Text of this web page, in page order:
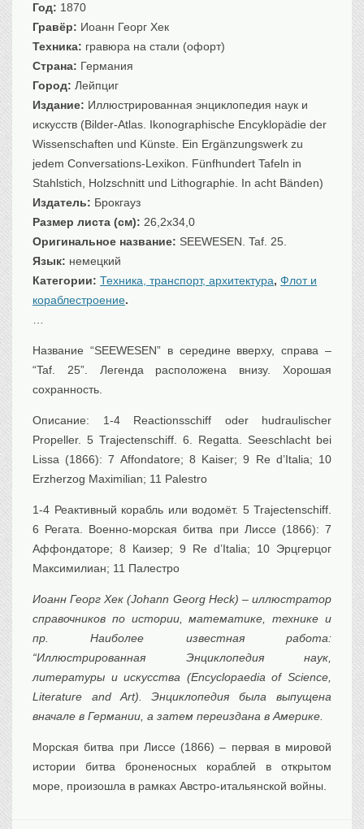
Севастополь, Крым
Ценные бумаги
История моды. Униформа
Гражданская мода
Охота. Флора. Фауна
Фауна
Флора
Охота
Рыбы, рыбалка
Техника, транспорт, архитектура
Архитектура
Техника
Связь
Оружие, военная атрибутика
Выставочные экспонаты XVI-XIXв.
Разное
Год: 1870
Гравёр: Иоанн Георг Хек
Техника: гравюра на стали (офорт)
Страна: Германия
Город: Лейпциг
Издание: Иллюстрированная энциклопедия наук и
искусств (Bilder-Atlas. Ikonographische Encyklopädie der
Wissenschaften und Künste. Ein Ergänzungswerk zu
jedem Conversations-Lexikon. Fünfhundert Tafeln in
Stahlstich, Holzschnitt und Lithographie. In acht Bänden)
Издатель: Брокгауз
Размер листа (см): 26,2x34,0
Оригинальное название: SEEWESEN. Taf. 25.
Язык: немецкий
Категории: Техника, транспорт, архитектура, Флот и
кораблестроение.
Название “SEEWESEN” в середине вверху, справа –
“Taf. 25”. Легенда расположена внизу. Хорошая
сохранность.
Описание: 1-4 Reactionsschiff oder hudraulischer
Propeller. 5 Trajectenschiff. 6. Regatta. Seeschlacht bei
Lissa (1866): 7 Affondatore; 8 Kaiser; 9 Re d’Italia; 10
Erzherzog Maximilian; 11 Palestro
1-4 Реактивный корабль или водомёт. 5 Trajectenschiff.
6 Регата. Военно-морская битва при Лиссе (1866): 7
Аффондаторе; 8 Каизер; 9 Re d’Italia; 10 Эрцгерцог
Максимилиан; 11 Палестро
Иоанн Георг Хек (Johann Georg Heck) – иллюстратор
справочников по истории, математике, технике и
пр. Наиболее известная работа:
“Иллюстрированная Энциклопедия наук,
литературы и искусства (Encyclopaedia of Science,
Literature and Art). Энциклопедия была выпущена
вначале в Германии, а затем переиздана в Америке.
Морская битва при Лиссе (1866) – первая в мировой
истории битва броненосных кораблей в открытом
море, произошла в рамках Австро-итальянской войны.